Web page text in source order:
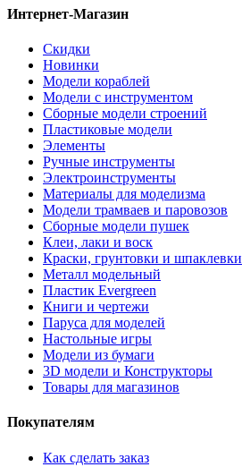
Интернет-Магазин
Скидки
Новинки
Модели кораблей
Модели с инструментом
Сборные модели строений
Пластиковые модели
Элементы
Ручные инструменты
Электроинструменты
Материалы для моделизма
Модели трамваев и паровозов
Сборные модели пушек
Клеи, лаки и воск
Краски, грунтовки и шпаклевки
Металл модельный
Пластик Evergreen
Книги и чертежи
Паруса для моделей
Настольные игры
Модели из бумаги
3D модели и Конструкторы
Товары для магазинов
Покупателям
Как сделать заказ